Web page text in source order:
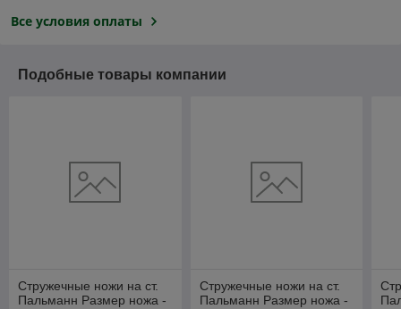
Все условия оплаты
Подобные товары компании
Стружечные ножи на ст.
Пальманн Размер ножа -
Стружечные ножи на ст.
Пальманн Размер ножа -